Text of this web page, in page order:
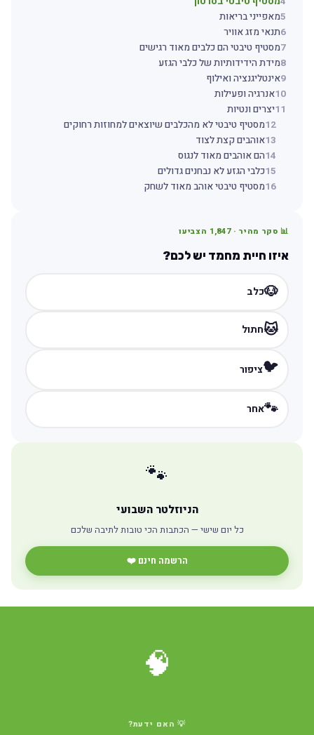
5מאפייני בריאות
6תנאי מזג אוויר
7מסטיף טיבטי הם כלבים מאוד רגישים
8מידת הידידותיות של כלבי הגזע
9אינטליגנציה ואילוף
10אנרגיה ופעילות
11יצרים ונטיות
12מסטיף טיבטי לא מהכלבים שיוצאים למחוזות רחוקים
13אוהבים קצת לצוד
14הם אוהבים מאוד לנגוס
15כלבי הגזע לא נבחנים גדולים
16מסטיף טיבטי אוהב מאוד לשחק
📊 סקר מהיר ·1,847 הצביעו
איזו חיית מחמד יש לכם?
🐶כלב
🐱חתול
🐦ציפור
🐾אחר
🐾
הניוזלטר השבועי
כל יום שישי — הכתבות הכי טובות לתיבה שלכם
הרשמה חינם ❤️
🧠
💡 האם ידעת?